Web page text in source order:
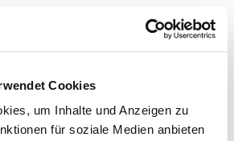
Cookies
um Inhalte und Anzeigen zu
für soziale Medien anbieten